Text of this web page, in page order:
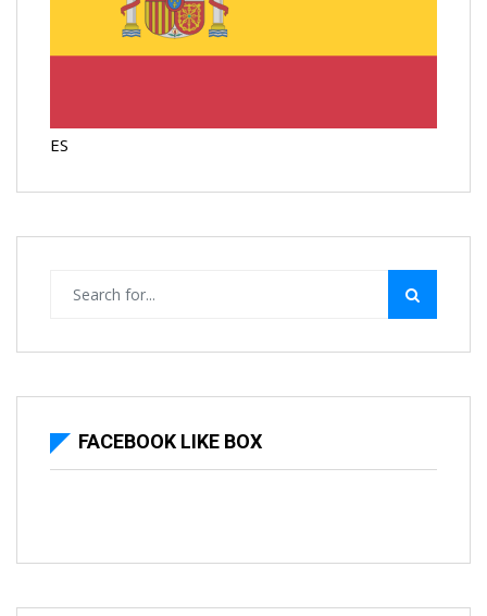
ES
FACEBOOK LIKE BOX